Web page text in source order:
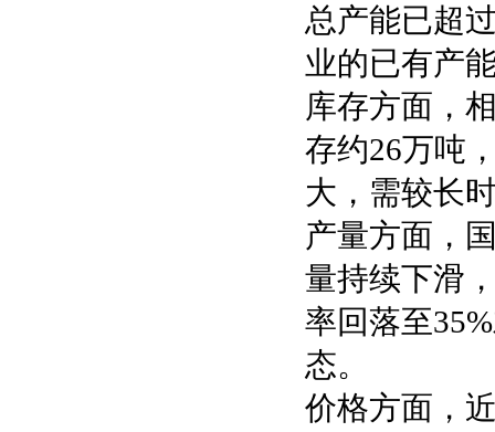
总产能已超
业的已有产
库存方面，
存约26万吨
大，需较长
产量方面，
量持续下滑
率回落至
态。
价格方面，